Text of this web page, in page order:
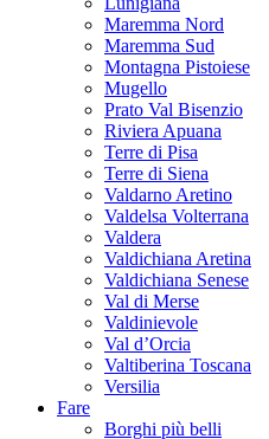
Maremma Nord
Maremma Sud
Montagna Pistoiese
Mugello
Prato Val Bisenzio
Riviera Apuana
Terre di Pisa
Terre di Siena
Valdarno Aretino
Valdelsa Volterrana
Valdera
Valdichiana Aretina
Valdichiana Senese
Val di Merse
Valdinievole
Val d’Orcia
Valtiberina Toscana
Versilia
Fare
Borghi più belli